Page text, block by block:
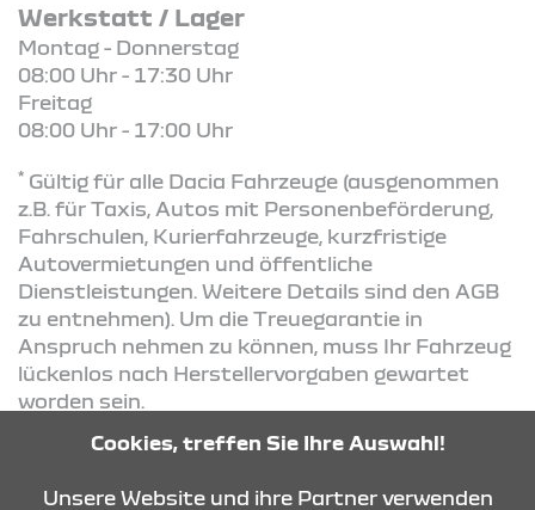
Werkstatt / Lager
Montag - Donnerstag
08:00 Uhr - 17:30 Uhr
Freitag
08:00 Uhr - 17:00 Uhr
* Gültig für alle Dacia Fahrzeuge (ausgenommen
z.B. für Taxis, Autos mit Personenbeförderung,
Fahrschulen, Kurierfahrzeuge, kurzfristige
Autovermietungen und öffentliche
Dienstleistungen. Weitere Details sind den AGB
zu entnehmen). Um die Treuegarantie in
Anspruch nehmen zu können, muss Ihr Fahrzeug
lückenlos nach Herstellervorgaben gewartet
worden sein.
KONTAKT & ANFAHRT
Cookies, treffen Sie Ihre Auswahl!
Unsere Website und ihre Partner verwenden